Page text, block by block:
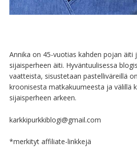
Annika on 45-vuotias kahden pojan äiti
sijaisperheen äiti. Hyväntuulisessa
vaatteista, sisustetaan pastelliväreillä
kroonisesta matkakuumeesta ja välillä
sijaisperheen arkeen.
karkkipurkkiblogi@gmail.com
*merkityt affiliate-linkkejä